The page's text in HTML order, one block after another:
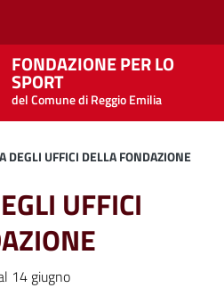
FONDAZIONE PER LO
SPORT
del Comune di Reggio Emilia
DEGLI UFFICI DELLA FONDAZIONE
UFFICI
14 giugno